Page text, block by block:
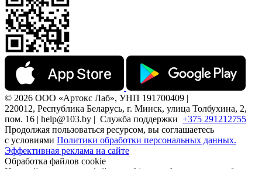
© 2026 ООО «Артокс Лаб», УНП 191700409 |
220012, Республика Беларусь, г. Минск, улица Толбухина, 2,
пом. 16 | help@103.by | Служба поддержки +375 291212755
Продолжая пользоваться ресурсом, вы соглашаетесь
с условиями Политики обработки персональных данных.
Эффективная реклама на сайте
Обработка файлов cookie